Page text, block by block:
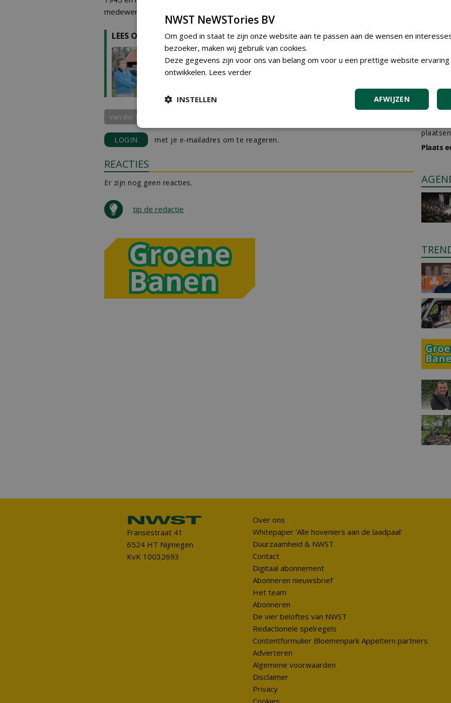
medewerkers in dienst.
LEES OOK
NWST en partners vechten samen tegen ontbossing van
Afrika
24-01-2020 | ARTIKEL
Van der Tol Groep bv
LOGIN met je e-mailadres om te reageren.
REACTIES
Er zijn nog geen reacties.
tip de redactie
Plaats
Fransestraat 41
6524 HT Nijmegen
KvK 10032693
Over ons
Whitepaper 'Alle hoveniers aan de laadpaal'
Duurzaamheid & NWST
Contact
Digitaal abonnement
Abonneren nieuwsbrief
Het team
Abonneren
De vier beloftes van NWST
Redactionele spelregels
Contentformulier Bloemenpark Appeltern partners
Adverteren
Algemene voorwaarden
Disclaimer
Privacy
Cookies
NWST NeWSTories BV
Om goed in staat te zijn onze website aan te passen aan de wensen en
bezoeker, maken wij gebruik van cookies.
Deze gegevens zijn voor ons van belang om voor u een prettige website ervaring
ontwikkelen. Lees verder
AFWIJZEN
INSTELLEN